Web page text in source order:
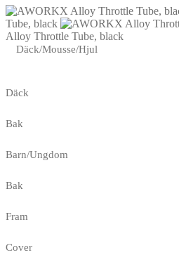
Tube, black
Alloy Throttle Tube, black
Däck/Mousse/Hjul
Däck
Bak
Barn/Ungdom
Bak
Fram
Cover